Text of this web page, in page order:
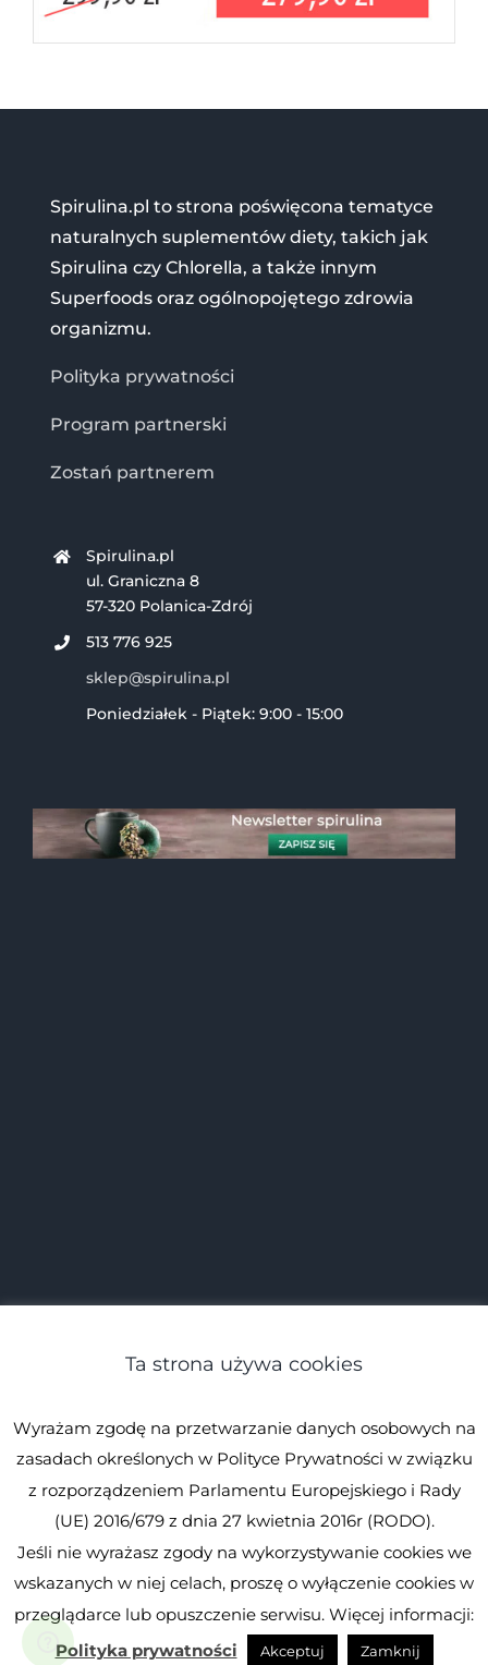
Spirulina.pl to strona poświęcona tematyce
naturalnych suplementów diety, takich jak
Spirulina czy Chlorella, a także innym
Superfoods oraz ogólnopojętego zdrowia
organizmu.
Polityka prywatności
Program partnerski
Zostań partnerem
Spirulina.pl
ul. Graniczna 8
57-320 Polanica-Zdrój
513 776 925
sklep@spirulina.pl
Poniedziałek - Piątek: 9:00 - 15:00
zastrzeżone.
Spirulina.pl
FacebookInstagramYouTube
Ta strona używa cookies
Wyrażam zgodę na przetwarzanie danych osobowych na
zasadach określonych w Polityce Prywatności w związku
z rozporządzeniem Parlamentu Europejskiego i Rady
(UE) 2016/679 z dnia 27 kwietnia 2016r (RODO).
Jeśli nie wyrażasz zgody na wykorzystywanie cookies we
wskazanych w niej celach, proszę o wyłączenie cookies w
przeglądarce lub opuszczenie serwisu. Więcej informacji:
Polityka prywatności
Akceptuj Zamknij